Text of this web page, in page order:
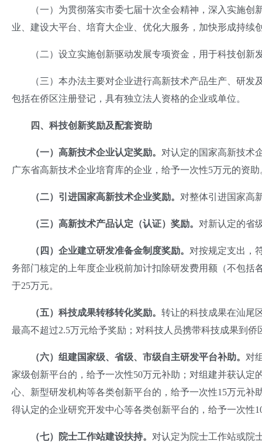
（一）为贯彻落实市委七届十次全会精神，深入实施创
业、建设大平台、培育大企业、优化大服务，加快形成持续
（二）设立实施创新驱动发展专项资金，用于科技创新
（三）本办法主要对企业进行高新技术产品生产、研发
包括在侨区注册登记，具有独立法人资格的企业或单位。
四、科技创新奖励及配套资助
（一）高新技术企业认定奖励。 对认定的国家高新技术
广东省高新技术企业培育库的企业，给予一次性5万元的资助
（二）引进国家高新技术企业奖励。 对整体引进国家高
（三）高新技术产品认定（认证）奖励。 对新认定的省
（四）企业建立研发准备金制度奖励。 对按规定支出，
务部门核定的上年度企业税前加计扣除研发费用额（不包括
于25万元。
（五）科技成果转移转化奖励。 转让的科技成果在汕尾
最高不超过2.5万元给予奖励；对科技人员携带科技成果到
（六）组建国家级、省级、市级自主研发平台补助。 对
家级创新平台的，给予一次性50万元补助；对组建并获认
心、新型研发机构等各类创新平台的，给予一次性15万元
得认定的企业研究开发中心等各类创新平台的，给予一次性
（七）院士工作站建设扶持。 对认定为院士工作站或院